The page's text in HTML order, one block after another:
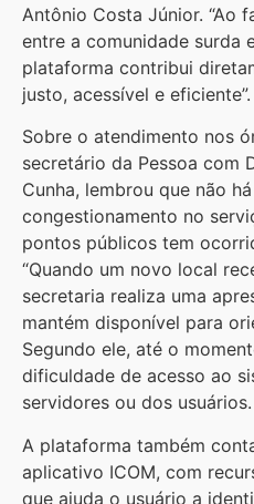
Antônio Costa Júnior. “Ao
entre a comunidade surda
plataforma contribui
justo, acessível e eficiente”.
Sobre o atendimento nos
secretário da Pessoa com
Cunha, lembrou que não
congestionamento no
pontos públicos tem
“Quando um novo local
secretaria realiza uma
mantém disponível para
Segundo ele, até o
dificuldade de acesso ao
servidores ou dos usuários.
A plataforma também
aplicativo ICOM, com
que ajuda o usuário a